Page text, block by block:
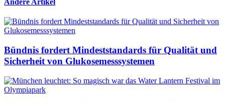
Andere Artikel
Bündnis fordert Mindeststandards für Qualität und
Sicherheit von Glukosemesssystemen